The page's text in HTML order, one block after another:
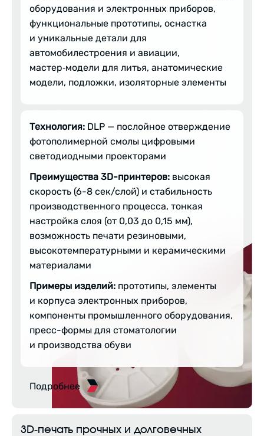
оборудования и электронных приборов,
функциональные прототипы, оснастка
и уникальные детали для
автомобилестроения и авиации,
мастер‑модели для литья, анатомические
модели, подложки, изоляторные элементы
Технология: DLP — послойное отверждение
фотополимерной смолы цифровыми
светодиодными проекторами
Преимущества 3D-принтеров: высокая
скорость (6-8 сек/слой) и стабильность
производственного процесса, тонкая
настройка слоя (от 0,03 до 0,15 мм),
возможность печати резиновыми,
высокотемпературными и керамическими
материалами
Примеры изделий: прототипы, элементы
и корпуса электронных приборов,
компоненты промышленного оборудования,
пресс-формы для стоматологии
и производства обуви
Подробнее
3D-печать прочных и долговечных